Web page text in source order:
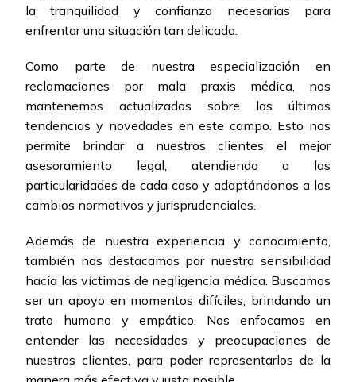
la tranquilidad y confianza necesarias para
enfrentar una situación tan delicada.
Como parte de nuestra especialización en
reclamaciones por mala praxis médica, nos
mantenemos actualizados sobre las últimas
tendencias y novedades en este campo. Esto nos
permite brindar a nuestros clientes el mejor
asesoramiento legal, atendiendo a las
particularidades de cada caso y adaptándonos a los
cambios normativos y jurisprudenciales.
Además de nuestra experiencia y conocimiento,
también nos destacamos por nuestra sensibilidad
hacia las víctimas de negligencia médica. Buscamos
ser un apoyo en momentos difíciles, brindando un
trato humano y empático. Nos enfocamos en
entender las necesidades y preocupaciones de
nuestros clientes, para poder representarlos de la